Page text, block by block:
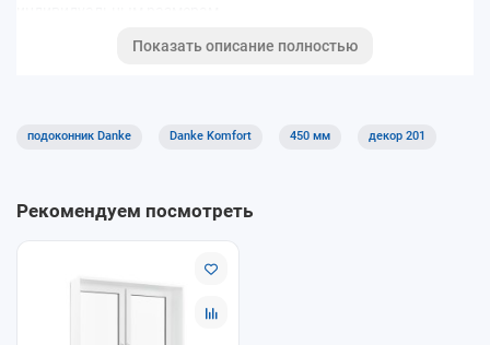
практичной поверхности.
Показать описание полностью
подоконник Danke Danke Komfort 450 мм декор 201
Рекомендуем посмотреть